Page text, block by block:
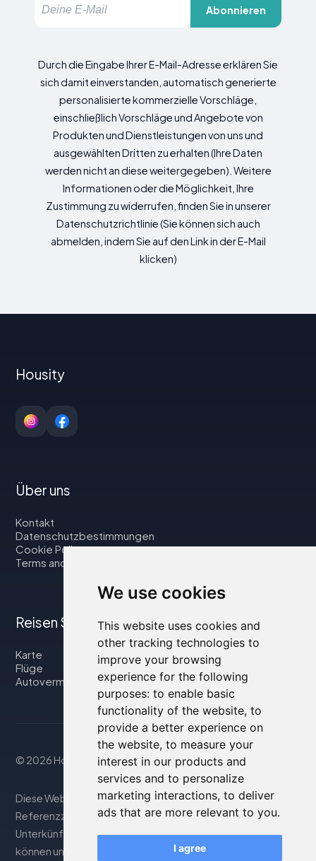
We use cookies
This website uses cookies and
other tracking technologies to
improve your browsing
experience for the following
purposes: to enable basic
functionality of the website, to
provide a better experience on
the website, to measure your
interest in our products and
services and to personalize
marketing interactions, to deliver
ads that are more relevant to you.
I agree
Abonnieren
Durch die Eingabe Ihrer E-Mail-Adresse erklären Sie
sich damit einverstanden, automatisch generierte
personalisierte kommerzielle Vorschläge,
einschließlich Vorschläge und Angebote von
Produkten und Dienstleistungen von uns und
ausgewählten Dritten zu erhalten (Ihre Daten
werden nicht an diese weitergegeben). Weitere
Informationen oder die Möglichkeit, Ihre
Zustimmung zu widerrufen, finden Sie in unserer
Datenschutzrichtlinie (Sie können sich auch
abmelden, indem Sie auf den Link in der E-Mail
klicken)
Housity
Über uns
Kontakt
Datenschutzbestimmungen
Cookie Policy
Terms and Conditions
Reisen Sie mit uns
Karte
Flüge
Autovermietung
© 2026 Housity.net
Diese Website bietet Informationen nur zu
Referenzzwecken und ist in keiner Weise mit den genannten
Unterkünften verbunden. Die angezeigten Informationen
können ungenau oder nicht aktuell sein; besuchen Sie die